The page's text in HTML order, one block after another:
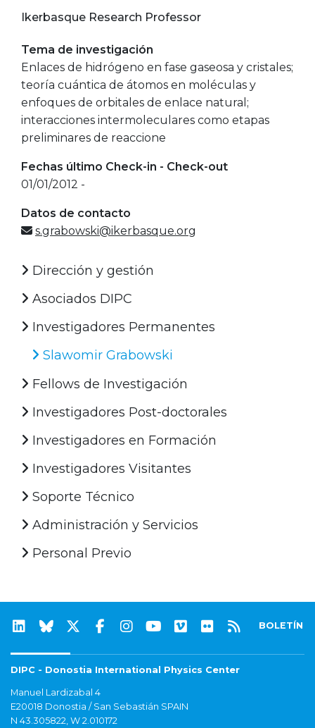
Ikerbasque Research Professor
Tema de investigación
Enlaces de hidrógeno en fase gaseosa y cristales;
teoría cuántica de átomos en moléculas y
enfoques de orbitales de enlace natural;
interacciones intermoleculares como etapas
preliminares de reaccione
Fechas último Check-in - Check-out
01/01/2012 -
Datos de contacto
s.grabowski@ikerbasque.org
Dirección y gestión
Asociados DIPC
Investigadores Permanentes
Slawomir Grabowski
Fellows de Investigación
Investigadores Post-doctorales
Investigadores en Formación
Investigadores Visitantes
Soporte Técnico
Administración y Servicios
Personal Previo
BOLETÍN
DIPC - Donostia International Physics Center
Manuel Lardizabal 4
E20018 Donostia / San Sebastián SPAIN
N 43.305822, W 2.010172